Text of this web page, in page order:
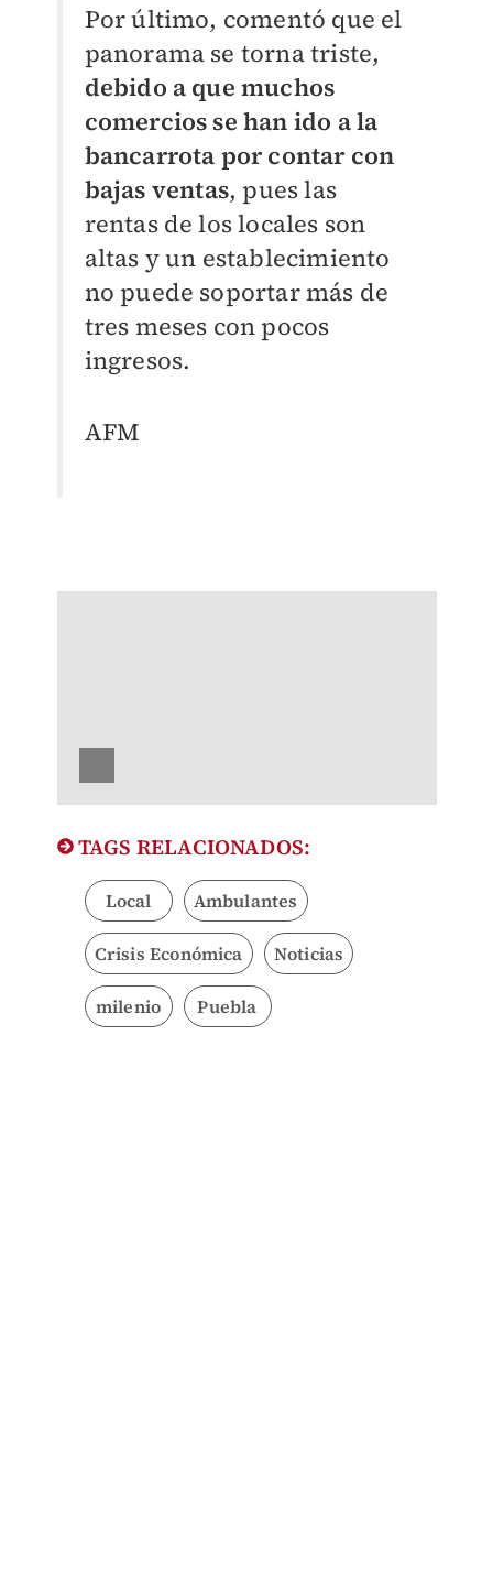
Por último, comentó que el
panorama se torna triste,
debido a que muchos
comercios se han ido a la
bancarrota por contar con
bajas ventas, pues las
rentas de los locales son
altas y un establecimiento
no puede soportar más de
tres meses con pocos
ingresos.
AFM
TAGS RELACIONADOS:
Local Ambulantes
Crisis Económica Noticias
milenio Puebla